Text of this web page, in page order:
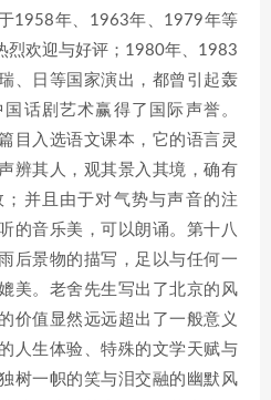
1958年、1963年、1979年等
烈欢迎与好评；1980年、1983
、日等国家演出，都曾引起轰
话剧艺术赢得了国际声誉。
目入选语文课本，它的语言灵
辨其人，观其景入其境，确有
并且由于对气势与声音的注
的音乐美，可以朗诵。第十八
后景物的描写，足以与任何一
美。老舍先生写出了北京的风
价值显然远远超出了一般意义
人生体验、特殊的文学天赋与
树一帜的笑与泪交融的幽默风